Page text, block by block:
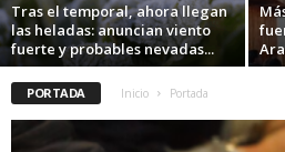
Tras el temporal, ahora llegan
las heladas: anuncian viento
fuerte y probables nevadas...
PORTADA Inicio Portada